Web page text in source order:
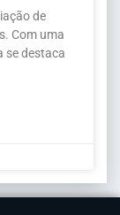
de
Com uma
se destaca